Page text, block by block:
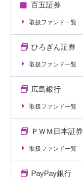
百五証券
取扱ファンド一覧
ひろぎん証券
取扱ファンド一覧
広島銀行
取扱ファンド一覧
ＰＷＭ日本証券
取扱ファンド一覧
PayPay銀行